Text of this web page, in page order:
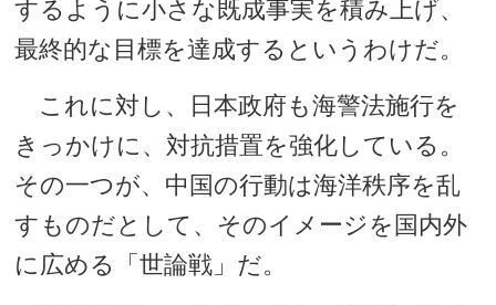
するように小さな既成事実を積み上げ、
最終的な目標を達成するというわけだ。
これに対し、日本政府も海警法施行を
きっかけに、対抗措置を強化している。
その一つが、中国の行動は海洋秩序を乱
すものだとして、そのイメージを国内外
に広める「世論戦」だ。